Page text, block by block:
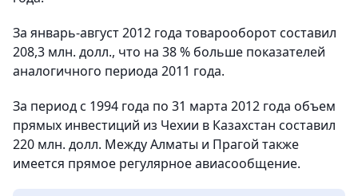
За январь-август 2012 года товарооборот составил
208,3 млн. долл., что на 38 % больше показателей
аналогичного периода 2011 года.
За период с 1994 года по 31 марта 2012 года объем
прямых инвестиций из Чехии в Казахстан составил
220 млн. долл. Между Алматы и Прагой также
имеется прямое регулярное авиасообщение.